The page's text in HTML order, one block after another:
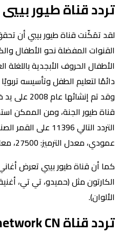
تردد قناة طيور بييي
لقد تمَكّنت قناة طيور بيبي أن
القنوات المفضلة نحو الأطفال
الأطفال الحروف الأبجدية باللغلة
دائمًا لتعليم الطفل وتأسيسه
وقد تم
قناة طيور الجنة، ومن الممكن
التردد التالي
عمودي، معدل الترميز: 27500، معامل تصحيح الخطأ: 6/5.
كما أن قناة طيور بيبي تعرض
الكارتون مثل (حميدو، تي تي،
الألوان).
تردد قناة Cartoon network CN